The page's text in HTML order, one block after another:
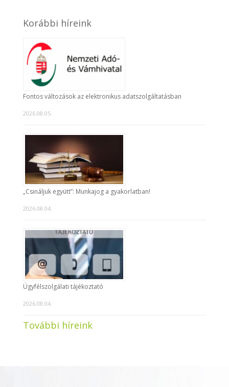
Korábbi híreink
Fontos változások az elektronikus adatszolgáltatásban
2026.08.05.
„Csináljuk együtt”: Munkajog a gyakorlatban!
2026.08.04.
Ügyfélszolgálati tájékoztató
2026.08.04.
További híreink